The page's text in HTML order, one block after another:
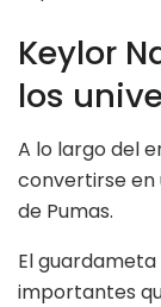
Keylor
los
A lo largo del
convertirse en
de Pumas.
El
importantes